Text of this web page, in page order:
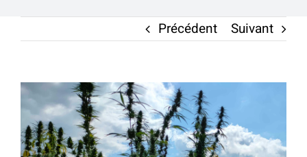
Actualités
Mon compte
Précédent Suivant
Voir
l'image
agrandie